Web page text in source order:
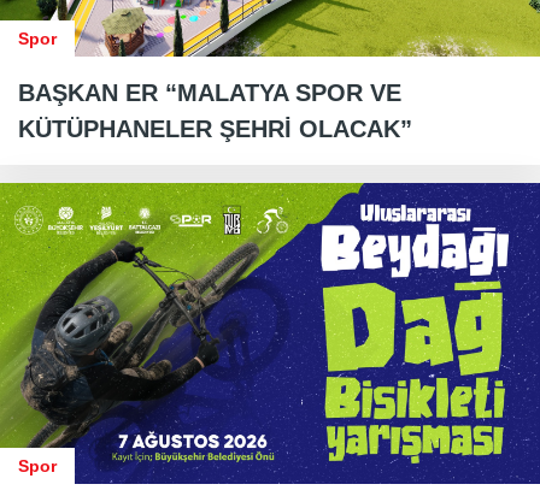
Spor
BAŞKAN ER “MALATYA SPOR VE
KÜTÜPHANELER ŞEHRİ OLACAK”
Spor